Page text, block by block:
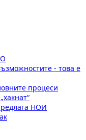
- това е
процеси
НОИ